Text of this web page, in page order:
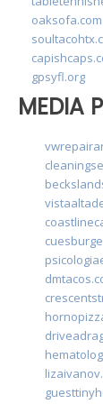
oaksofa.com
gpsyfl.org
MEDIA